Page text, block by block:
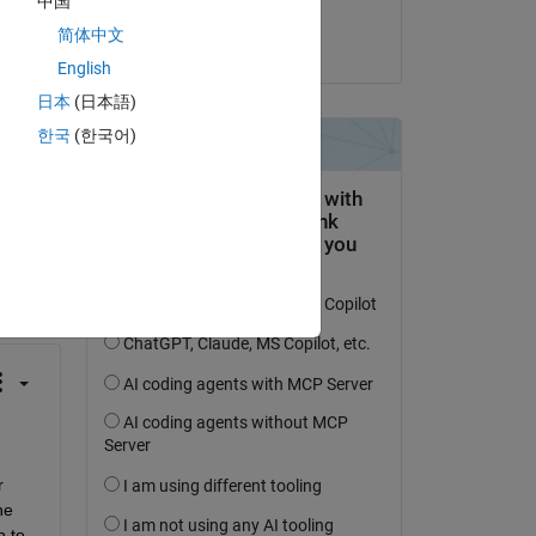
le 27 Fév 2014
简体中文
English
日本 (日本語)
한국 (한국어)